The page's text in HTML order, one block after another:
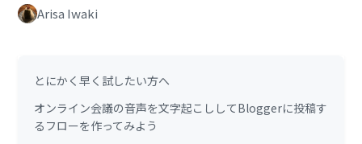
Arisa Iwaki
とにかく早く試したい方へ
オンライン会議の音声を文字起こししてBloggerに投稿す
るフローを作ってみよう